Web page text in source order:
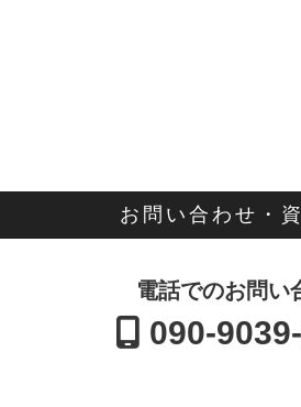
お問い合わせ・
電話でのお問い
090-